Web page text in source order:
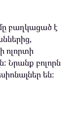
բաղկացած է
ոլորտի
Նրանք բոլորն
են: